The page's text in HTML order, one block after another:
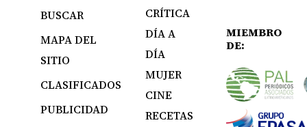
BUSCAR
MAPA DEL
SITIO
CLASIFICADOS
PUBLICIDAD
CRÍTICA
DÍA A
DÍA
MUJER
CINE
RECETAS
MIEMBRO
DE: